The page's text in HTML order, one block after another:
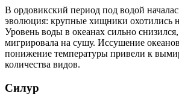
В ордовикский период под водой
эволюция: крупные хищники охотились
Уровень воды в океанах сильно
мигрировала на сушу. Иссушение
понижение температуры привели к
количества видов.
Силур